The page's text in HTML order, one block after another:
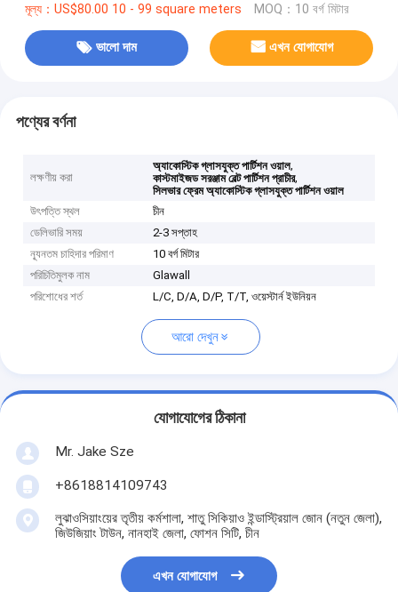
মূল্য：US$80.00 10 - 99 square meters MOQ：10 বর্গ মিটার
ভালো দাম এখন যোগাযোগ
পণ্যের বর্ণনা
লক্ষণীয় করা
অ্যাকোস্টিক গ্লাসযুক্ত পার্টিশন ওয়াল,
কাস্টমাইজড সরঞ্জাম বেল্ট পার্টিশন প্রাচীর,
সিলভার ফ্রেম অ্যাকোস্টিক গ্লাসযুক্ত পার্টিশন ওয়াল
উৎপত্তি স্থল
চীন
ডেলিভারি সময়
2-3 সপ্তাহ
ন্যূনতম চাহিদার পরিমাণ
10 বর্গ মিটার
পরিচিতিমুলক নাম
Glawall
পরিশোধের শর্ত
L/C, D/A, D/P, T/T, ওয়েস্টার্ন ইউনিয়ন
আরো দেখুন
যোগাযোগের ঠিকানা
Mr. Jake Sze
+8618814109743
লুঝাওসিয়াংয়ের তৃতীয় কর্মশালা, শাতু সিকিয়াও ইন্ডাস্ট্রিয়াল জোন (নতুন জেলা),
জিউজিয়াং টাউন, নানহাই জেলা, ফোশন সিটি, চীন
এখন যোগাযোগ